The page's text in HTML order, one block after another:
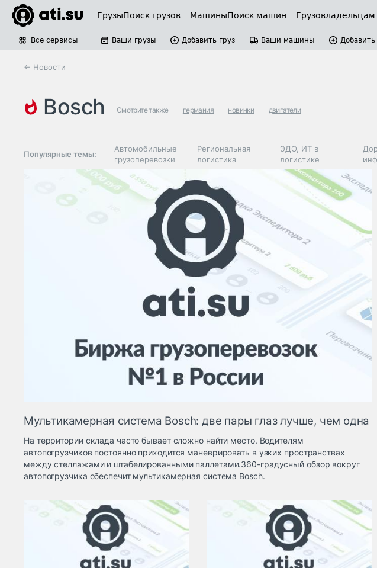
ГрузыПоиск грузов МашиныПоиск машин Грузовладельцам
Все сервисы Ваши грузы Добавить груз Ваши машины
← Новости
bosch Смотрите также германия новинки двигатели
Популярные темы:
Автомобильные
грузоперевозки
Региональная
логистика
ЭДО, ИТ в
логистике
Таможня и ВЭД
грузовые
терминалы
Коммерческий
транспорт
Мультикамерная система Bosch: две пары глаз лучше, чем одна
На территории склада часто бывает сложно найти место. Водителям
автопогрузчиков постоянно приходится маневрировать в узких пространствах
между стеллажами и штабелированными паллетами.360-градусный обзор вокруг
автопогрузчика обеспечит мультикамерная система Bosch.